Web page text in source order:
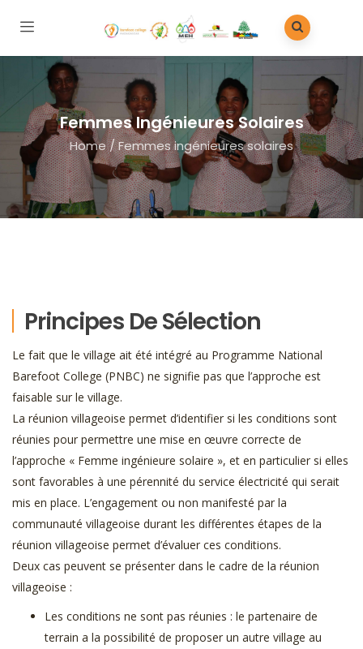
Femmes Ingénieures Solaires
Home/Femmes ingénieures solaires
Principes De Sélection
Le fait que le village ait été intégré au Programme National
Barefoot College (PNBC) ne signifie pas que l’approche est
faisable sur le village.
La réunion villageoise permet d’identifier si les conditions sont
réunies pour permettre une mise en œuvre correcte de
l’approche « Femme ingénieure solaire », et en particulier si elles
sont favorables à une pérennité du service électricité qui serait
mis en place. L’engagement ou non manifesté par la
communauté villageoise durant les différentes étapes de la
réunion villageoise permet d’évaluer ces conditions.
Deux cas peuvent se présenter dans le cadre de la réunion
villageoise :
Les conditions ne sont pas réunies : le partenaire de
terrain a la possibilité de proposer un autre village au